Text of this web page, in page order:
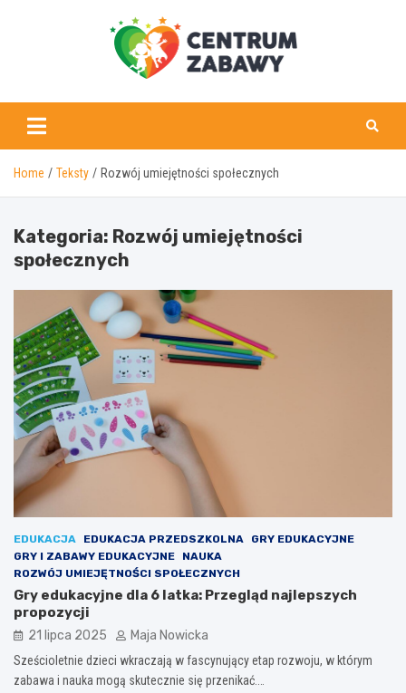
centrumzabawy.pl
Home Teksty Rozwój umiejętności społecznych
Kategoria: Rozwój umiejętności
społecznych
EDUKACJA EDUKACJA PRZEDSZKOLNA
GRY EDUKACYJNE
GRY I ZABAWY EDUKACYJNE
NAUKA
ROZWÓJ UMIEJĘTNOŚCI SPOŁECZNYCH
Gry edukacyjne dla 6 latka: Przegląd najlepszych
propozycji
21 lipca 2025 Maja Nowicka
Sześcioletnie dzieci wkraczają w fascynujący etap rozwoju, w którym
zabawa i nauka mogą skutecznie się przenikać.…